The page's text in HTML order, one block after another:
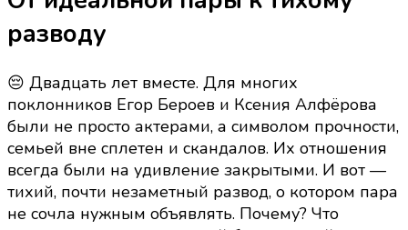
разводу
😔 Двадцать лет вместе. Для многих
поклонников Егор Бероев и Ксения Алфёрова
были не просто актерами, а символом прочности,
семьей вне сплетен и скандалов. Их отношения
всегда были на удивление закрытыми. И вот —
тихий, почти незаметный развод, о котором пара
не сочла нужным объявлять. Почему? Что